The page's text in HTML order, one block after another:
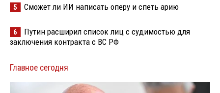
5 Сможет ли ИИ написать оперу и спеть арию
6
Путин расширил список лиц с судимостью для
заключения контракта с ВС РФ
Главное сегодня